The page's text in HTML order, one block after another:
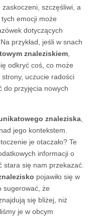
zaskoczeni, szczęśliwi, a
emocji może
dotyczących
przykład, jeśli w snach
znaleziskiem,
odkryć coś, co może
uczucie radości
do przyjęcia nowych
znaleziska,
jego kontekstem.
je otaczało? Te
informacji o
się nam przekazać.
pojawiło się w
sugerować, że
się bliżej, niż
je w obcym